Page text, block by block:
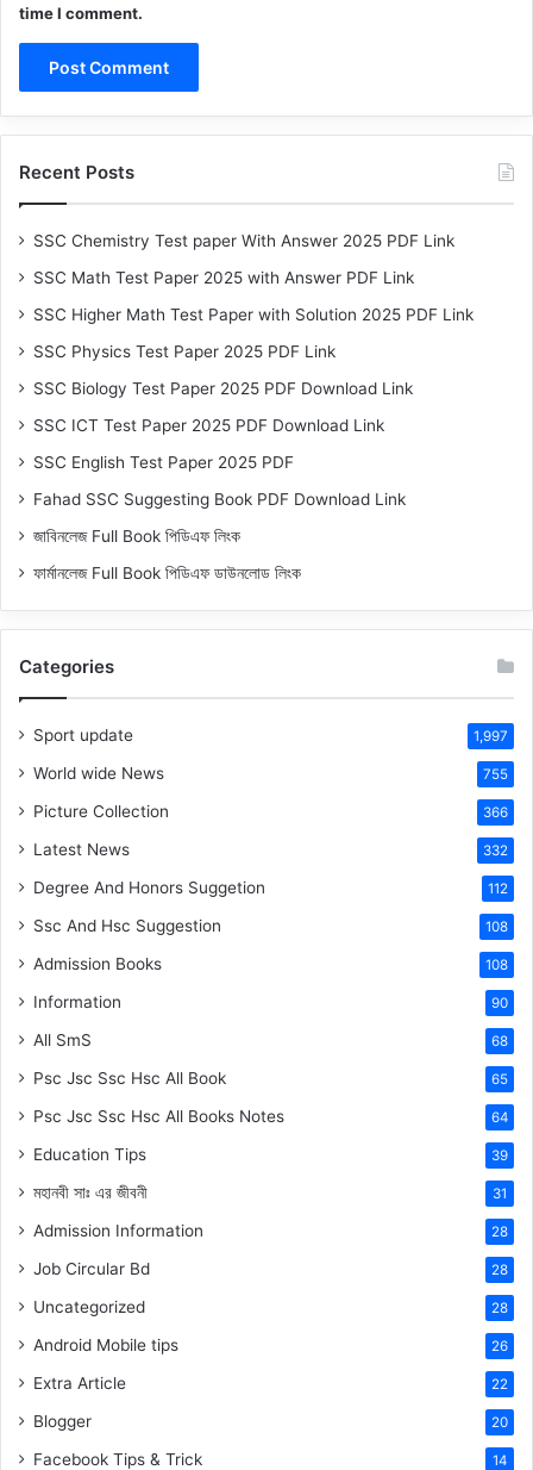
time I comment.
Recent Posts
SSC Chemistry Test paper With Answer 2025 PDF Link
SSC Math Test Paper 2025 with Answer PDF Link
SSC Higher Math Test Paper with Solution 2025 PDF Link
SSC Physics Test Paper 2025 PDF Link
SSC Biology Test Paper 2025 PDF Download Link
SSC ICT Test Paper 2025 PDF Download Link
SSC English Test Paper 2025 PDF
Fahad SSC Suggesting Book PDF Download Link
জাবিনলেজ Full Book পিডিএফ লিংক
ফার্মানলেজ Full Book পিডিএফ ডাউনলোড লিংক
Categories
Sport update 1,997
World wide News 755
Picture Collection 366
Latest News 332
Degree And Honors Suggetion 112
Ssc And Hsc Suggestion 108
Admission Books 108
Information 90
All SmS 68
Psc Jsc Ssc Hsc All Book 65
Psc Jsc Ssc Hsc All Books Notes 64
Education Tips 39
মহানবী সাঃ এর জীবনী 31
Admission Information 28
Job Circular Bd 28
Uncategorized 28
Android Mobile tips 26
Extra Article 22
Blogger 20
Facebook Tips & Trick 14